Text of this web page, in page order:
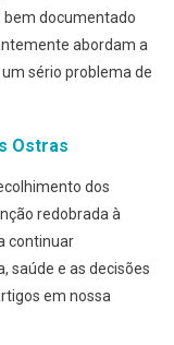
bem documentado
abordam a
sério problema de
Ostras
dos
redobrada à
continuar
saúde e as decisões
em nossa